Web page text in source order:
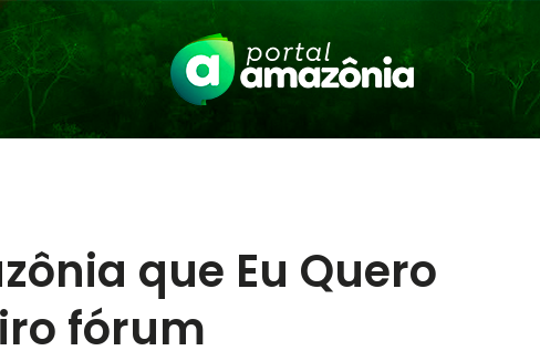
que Eu Quero
fórum